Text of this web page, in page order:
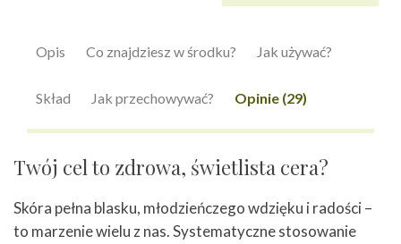
Opis Co znajdziesz w środku? Jak używać?
Skład Jak przechowywać? Opinie (29)
Twój cel to zdrowa, świetlista cera?
Skóra pełna blasku, młodzieńczego wdzięku i radości –
to marzenie wielu z nas. Systematyczne stosowanie